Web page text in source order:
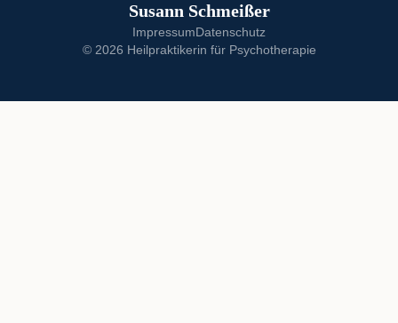
Susann Schmeißer
ImpressumDatenschutz
© 2026 Heilpraktikerin für Psychotherapie